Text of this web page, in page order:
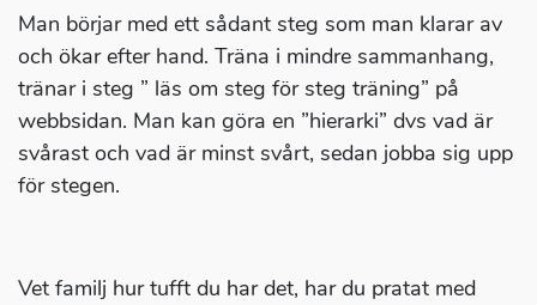
Man börjar med ett sådant steg som man klarar av
och ökar efter hand. Träna i mindre sammanhang,
tränar i steg ” läs om steg för steg träning” på
webbsidan. Man kan göra en ”hierarki” dvs vad är
svårast och vad är minst svårt, sedan jobba sig upp
för stegen.
Vet familj hur tufft du har det, har du pratat med